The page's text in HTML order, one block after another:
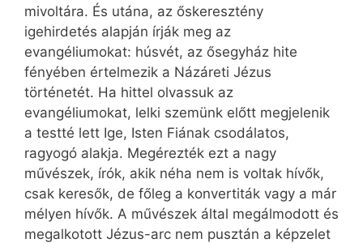
mivoltára. És utána, az őskeresztény
igehirdetés alapján írják meg az
evangéliumokat: húsvét, az ősegyház hite
fényében értelmezik a Názáreti Jézus
történetét. Ha hittel olvassuk az
evangéliumokat, lelki szemünk előtt megjelenik
a testté lett Ige, Isten Fiának csodálatos,
ragyogó alakja. Megérezték ezt a nagy
művészek, írók, akik néha nem is voltak hívők,
csak keresők, de főleg a konvertiták vagy a már
mélyen hívők. A művészek által megálmodott és
megalkotott Jézus-arc nem pusztán a képzelet